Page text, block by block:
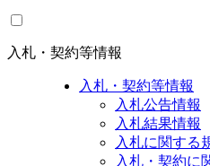
入札・契約等情報
入札・契約等情報
入札公告情報
入札結果情報
入札に関する
入札・契約に